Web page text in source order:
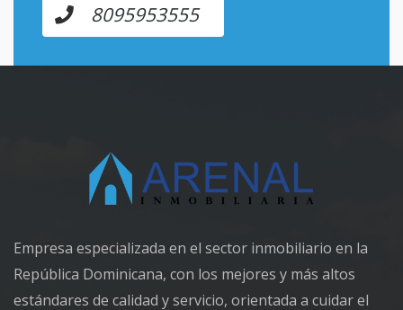
8095953555
Empresa especializada en el sector inmobiliario en la
República Dominicana, con los mejores y más altos
estándares de calidad y servicio, orientada a cuidar el